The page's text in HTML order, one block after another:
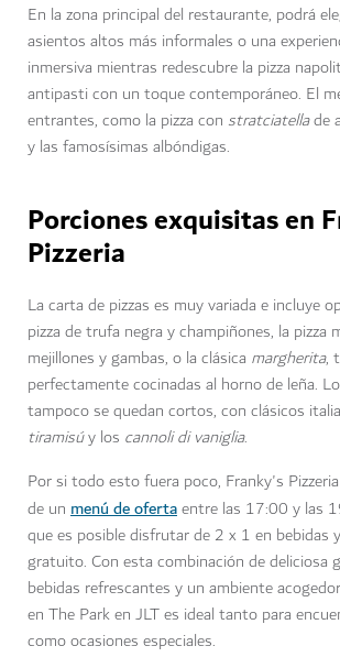
En la zona principal del restaurante, podrá
asientos altos más informales o una
inmersiva mientras redescubre la pizza
antipasti con un toque contemporáneo. El
entrantes, como la pizza con stratciatellade
y las famosísimas albóndigas.
Porciones exquisitas en
Pizzeria
La carta de pizzas es muy variada e incluye
pizza de trufa negra y champiñones, la pizza
mejillones y gambas, o la clásica margherita,
perfectamente cocinadas al horno de leña.
tampoco se quedan cortos, con clásicos
tiramisúy los cannoli di vaniglia.
Por si todo esto fuera poco, Franky's
de un menú de ofertaentre las 17:00 y las
que es posible disfrutar de 2 x 1 en bebidas
gratuito. Con esta combinación de deliciosa
bebidas refrescantes y un ambiente
en The Park en JLT es ideal tanto para
como ocasiones especiales.